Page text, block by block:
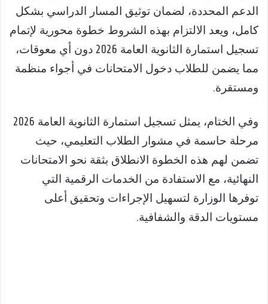
الدعم المحددة، لضمان توثيق المسار الدراسي بشكل
كامل، ويعد الالتزام بهذه الشروط خطوة محورية لإتمام
تسجيل استمارة الثانوية العامة 2026 دون أي معوقات،
مما يضمن للطلاب دخول الامتحانات في أجواء منظمة
ومستقرة.
وفي الختام، يمثل تسجيل استمارة الثانوية العامة 2026
مرحلة حاسمة في مشوار الطلاب التعليمي، حيث
تضمن لهم هذه الخطوة الانطلاق بثقة نحو الامتحانات
النهائية، مع الاستفادة من الخدمات الرقمية التي
توفرها الوزارة لتسهيل الإجراءات وتحقيق أعلى
مستويات الدقة والشفافية.